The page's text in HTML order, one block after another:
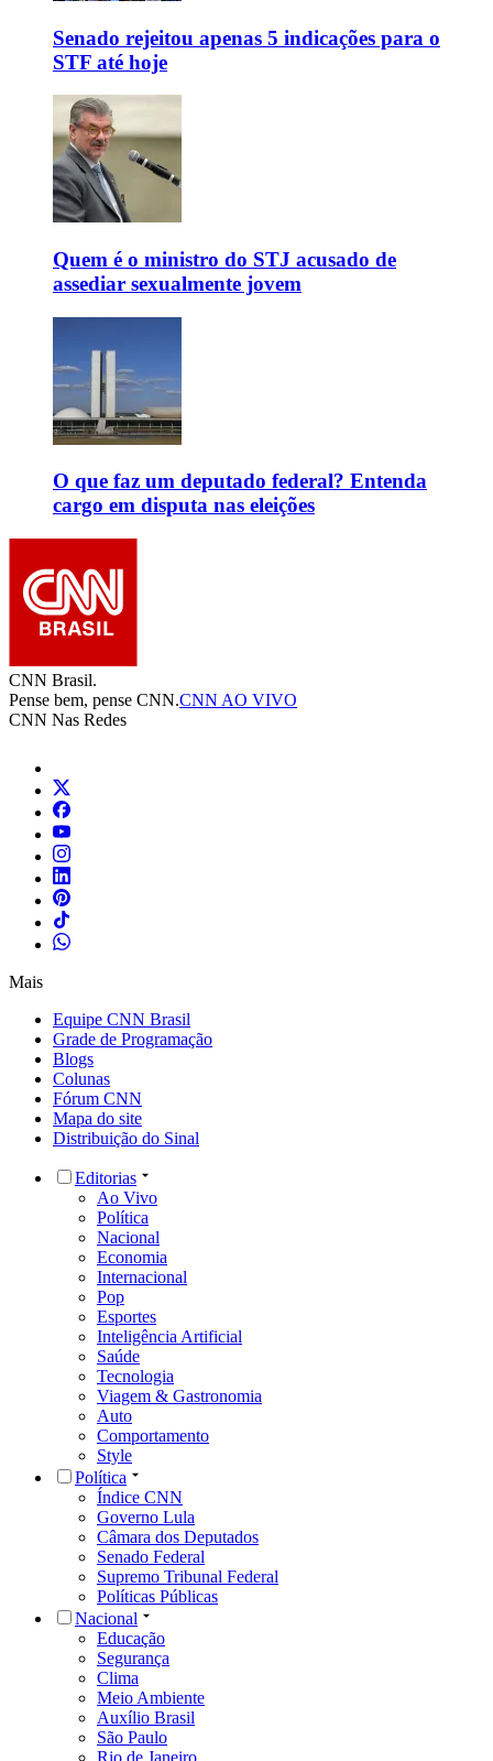
Senado rejeitou apenas 5 indicações para o
STF até hoje
Quem é o ministro do STJ acusado de
assediar sexualmente jovem
O que faz um deputado federal? Entenda
cargo em disputa nas eleições
CNN Brasil.
Pense bem, pense CNN.CNN AO VIVO
CNN Nas Redes
Mais
Equipe CNN Brasil
Grade de Programação
Blogs
Colunas
Fórum CNN
Mapa do site
Distribuição do Sinal
Editorias
Ao Vivo
Política
Nacional
Economia
Internacional
Pop
Esportes
Inteligência Artificial
Saúde
Tecnologia
Viagem & Gastronomia
Auto
Comportamento
Style
Política
Índice CNN
Governo Lula
Câmara dos Deputados
Senado Federal
Supremo Tribunal Federal
Políticas Públicas
Nacional
Educação
Segurança
Clima
Meio Ambiente
Auxílio Brasil
São Paulo